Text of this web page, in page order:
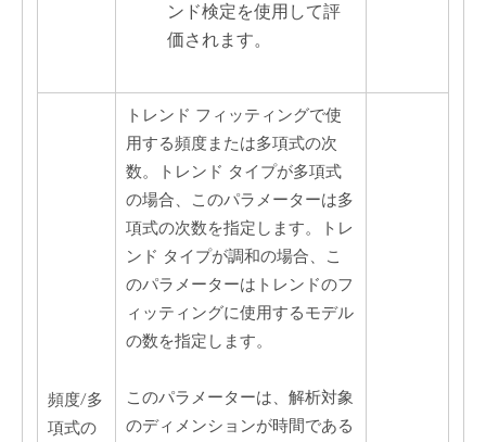
ンド検定を使用して評
価されます。
頻度/多
項式の
トレンド フィッティングで使
用する頻度または多項式の次
数。トレンド タイプが多項式
の場合、このパラメーターは多
項式の次数を指定します。トレ
ンド タイプが調和の場合、こ
のパラメーターはトレンドのフ
ィッティングに使用するモデル
の数を指定します。
このパラメーターは、解析対象
のディメンションが時間である